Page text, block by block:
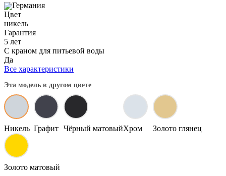
Германия
Цвет
никель
Гарантия
5 лет
С краном для питьевой воды
Да
Все характеристики
Эта модель в другом цвете
Никель Графит Чёрный матовыйХром Золото глянец
Золото матовый